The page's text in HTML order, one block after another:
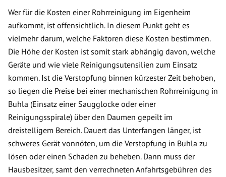
Wer für die Kosten einer Rohrreinigung im Eigenheim
aufkommt, ist offensichtlich. In diesem Punkt geht es
vielmehr darum, welche Faktoren diese Kosten bestimmen.
Die Höhe der Kosten ist somit stark abhängig davon, welche
Geräte und wie viele Reinigungsutensilien zum Einsatz
kommen. Ist die Verstopfung binnen kürzester Zeit behoben,
so liegen die Preise bei einer mechanischen Rohrreinigung in
Buhla (Einsatz einer Saugglocke oder einer
Reinigungsspirale) über den Daumen gepeilt im
dreistelligem Bereich. Dauert das Unterfangen länger, ist
schweres Gerät vonnöten, um die Verstopfung in Buhla zu
lösen oder einen Schaden zu beheben. Dann muss der
Hausbesitzer, samt den verrechneten Anfahrtsgebühren des